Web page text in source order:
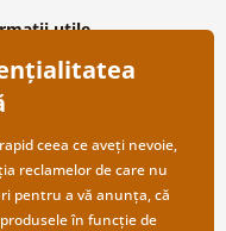
utile
noi
frecvente
angro
ceea ce aveți nevoie,
reclamelor de care nu
pentru a vă anunța, că
în funcție de